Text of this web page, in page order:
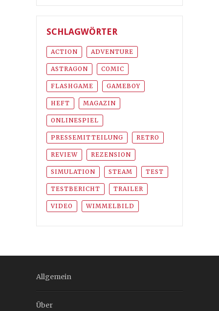
SCHLAGWÖRTER
ACTION ADVENTURE
ASTRAGON COMIC
FLASHGAME GAMEBOY
HEFT MAGAZIN
ONLINESPIEL
PRESSEMITTEILUNG RETRO
REVIEW REZENSION
SIMULATION STEAM TEST
TESTBERICHT TRAILER
VIDEO WIMMELBILD
Allgemein
Über